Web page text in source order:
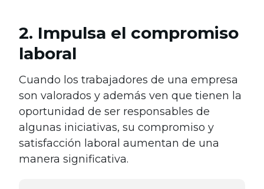
2. Impulsa el compromiso
laboral
Cuando los trabajadores de una empresa
son valorados y además ven que tienen la
oportunidad de ser responsables de
algunas iniciativas, su compromiso y
satisfacción laboral aumentan de una
manera significativa.